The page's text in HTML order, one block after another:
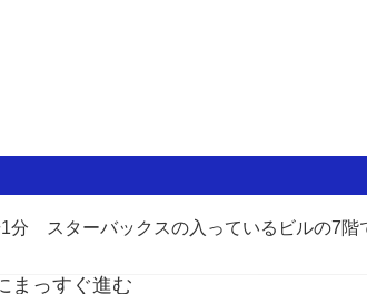
分 スターバックスの入っているビルの7階
ビルの7階です